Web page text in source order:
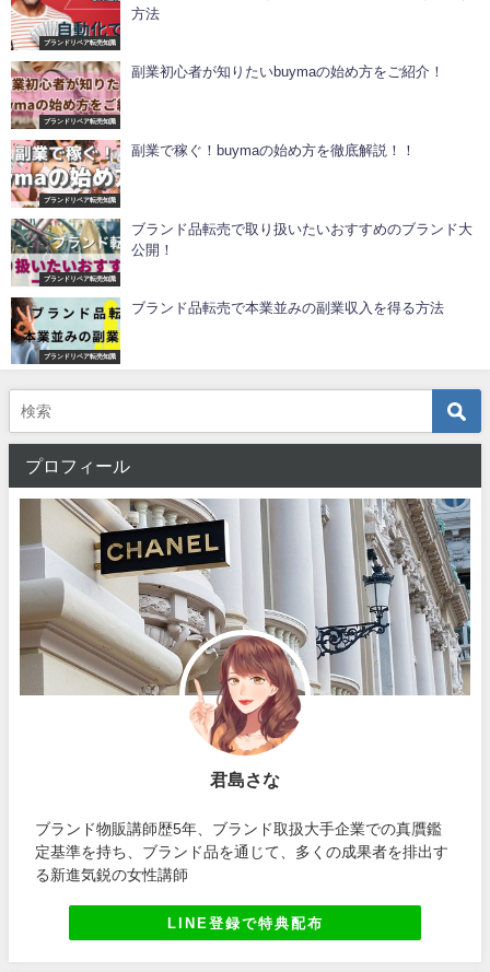
ブランドリペア転売知識
方法
ブランドリペア転売知識
副業初心者が知りたいbuymaの始め方をご紹介！
ブランドリペア転売知識
副業で稼ぐ！buymaの始め方を徹底解説！！
ブランドリペア転売知識
ブランド品転売で取り扱いたいおすすめのブランド大
公開！
ブランドリペア転売知識
ブランド品転売で本業並みの副業収入を得る方法
プロフィール
君島さな
ブランド物販講師歴5年、ブランド取扱大手企業での真贋鑑
定基準を持ち、ブランド品を通じて、多くの成果者を排出す
る新進気鋭の女性講師
LINE登録で特典配布